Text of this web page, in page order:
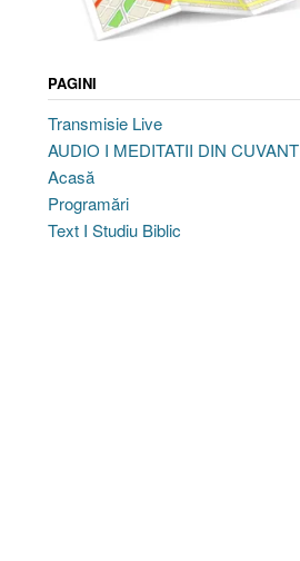
PAGINI
Transmisie Live
AUDIO I MEDITATII DIN CUVANT
Acasă
Programări
Text I Studiu Biblic